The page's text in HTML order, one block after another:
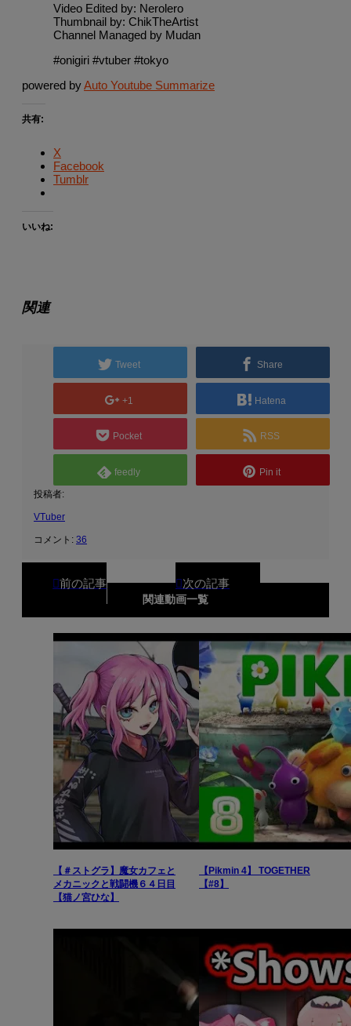
Video Edited by: Nerolero
Thumbnail by: ChikTheArtist
Channel Managed by Mudan
#onigiri #vtuber #tokyo
powered byAuto Youtube Summarize
共有:
X
Facebook
Tumblr
いいね:
関連
Tweet Share
+1 Hatena
Pocket RSS
feedly Pin it
投稿者:
VTuber
コメント: 36
関連動画一覧
【＃ストグラ】魔女カフェと
メカニックと戦闘機６４日目
【猫ノ宮ひな】
【Pikmin 4】 TOGETHER
【#8】